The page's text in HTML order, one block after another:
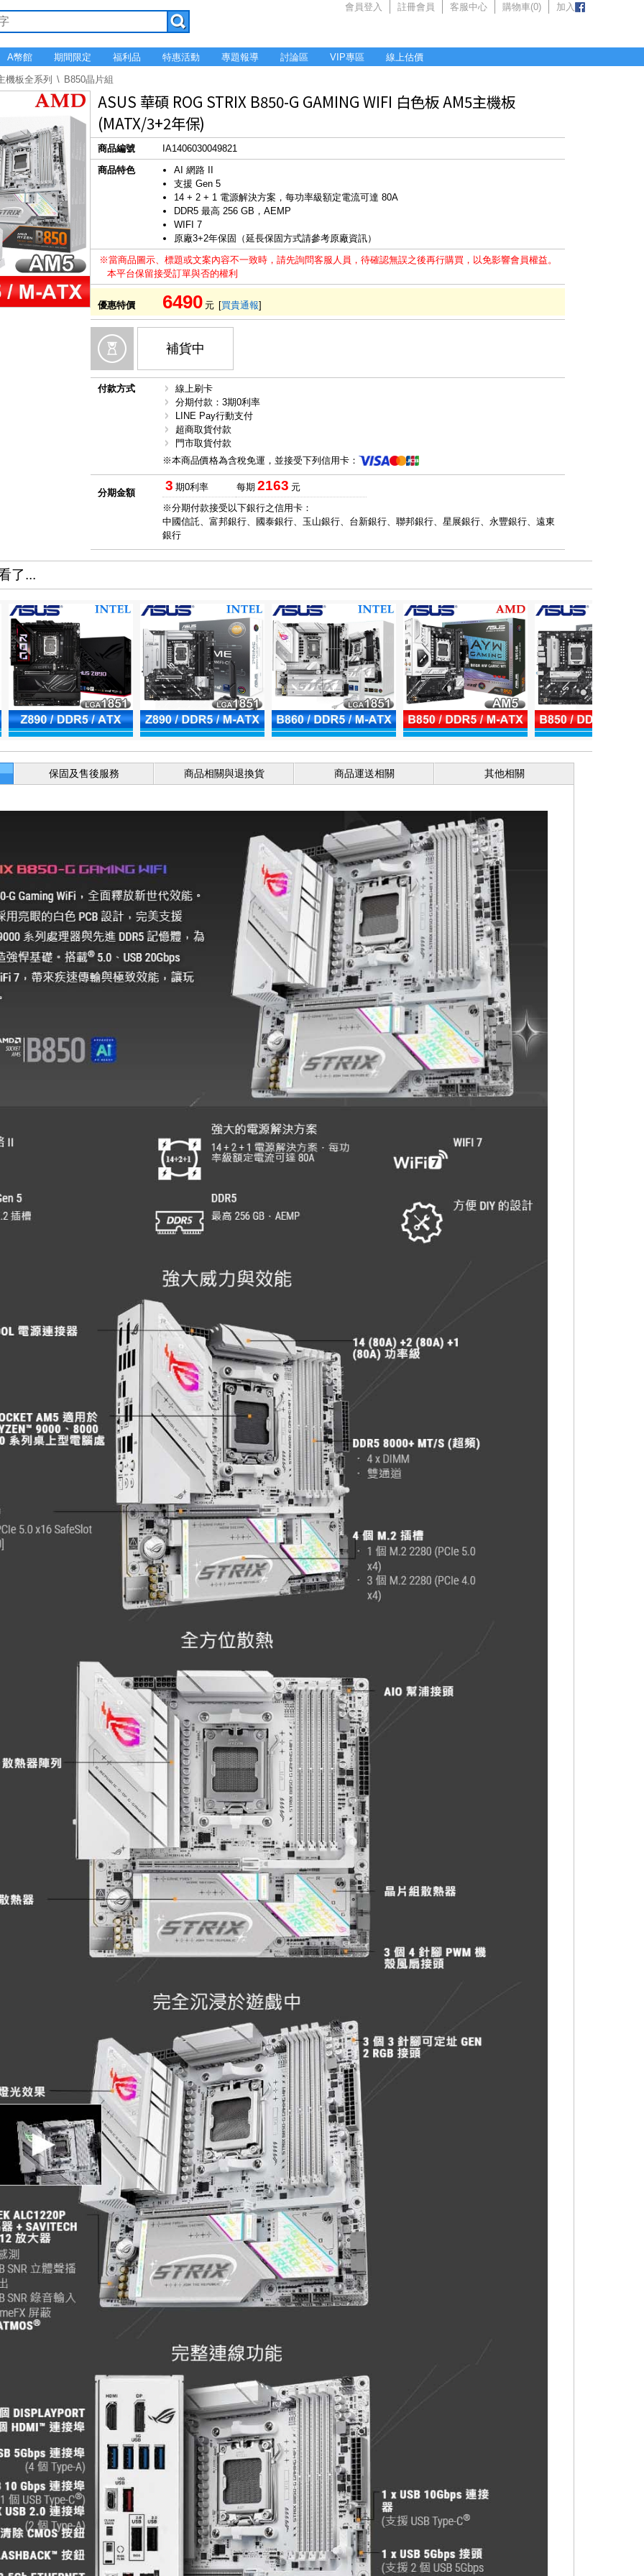
會員登入 註冊會員 客服中心 購物車(0) 加入
A幣館 期間限定 福利品 特惠活動 專題報導 討論區 VIP專區 線上估價
機板全系列 B850晶片組
ASUS 華碩 ROG STRIX B850-G GAMING WIFI 白色板 AM5主機板
(MATX/3+2年保)
商品編號
IA1406030049821
商品特色
AI 網路 II
支援 Gen 5
14 + 2 + 1 電源解決方案，每功率級額定電流可達 80A
DDR5 最高 256 GB，AEMP
WIFI 7
原廠3+2年保固（延長保固方式請參考原廠資訊）
※當商品圖示、標題或文案內容不一致時，請先詢問客服人員，待確認無誤之後再行購買，以免影響會員權益。
本平台保留接受訂單與否的權利
優惠特價 6490 元 [買貴通報]
補貨中
付款方式
線上刷卡
分期付款：3期0利率
LINE Pay行動支付
超商取貨付款
門市取貨付款
※本商品價格為含稅免運，並接受下列信用卡：
分期金額 3 期0利率 每期 2163 元
※分期付款接受以下銀行之信用卡：
中國信託、富邦銀行、國泰銀行、玉山銀行、台新銀行、聯邦銀行、星展銀行、永豐銀行、遠東
銀行
了...
保固及售後服務 商品相關與退換貨 商品運送相關 其他相關